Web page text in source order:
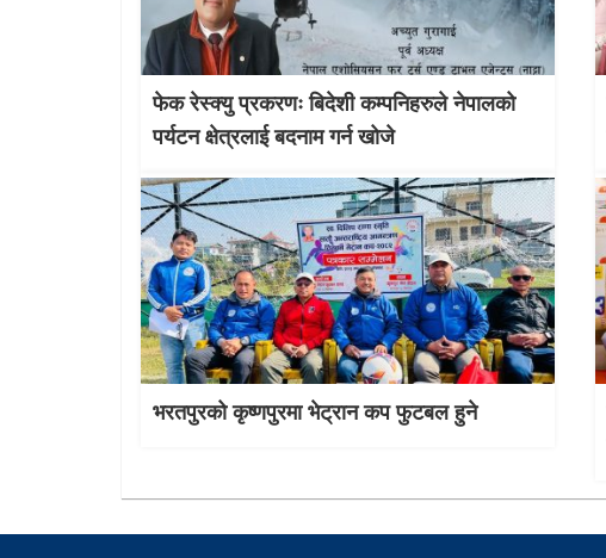
फेक रेस्क्यु प्रकरणः बिदेशी कम्पनिहरुले नेपालको
पर्यटन क्षेत्रलाई बदनाम गर्न खोजे
भरतपुरको कृष्णपुरमा भेट्रान कप फुटबल हुने